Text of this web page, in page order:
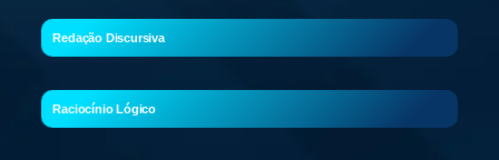
Redação Discursiva
Raciocínio Lógico